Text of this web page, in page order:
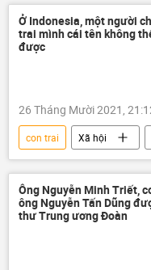
Ở Indonesia, một người
trai mình cái tên không
được
26 Tháng Mười 2021,
con trai Xã hội
Ông Nguyễn Minh Triết,
ông Nguyễn Tấn Dũng
thư Trung ương Đoàn